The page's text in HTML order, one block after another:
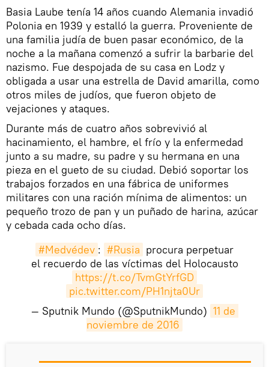
Basia Laube tenía 14 años cuando Alemania invadió
Polonia en 1939 y estalló la guerra. Proveniente de
una familia judía de buen pasar económico, de la
noche a la mañana comenzó a sufrir la barbarie del
nazismo. Fue despojada de su casa en Lodz y
obligada a usar una estrella de David amarilla, como
otros miles de judíos, que fueron objeto de
vejaciones y ataques.
Durante más de cuatro años sobrevivió al
hacinamiento, el hambre, el frío y la enfermedad
junto a su madre, su padre y su hermana en una
pieza en el gueto de su ciudad. Debió soportar los
trabajos forzados en una fábrica de uniformes
militares con una ración mínima de alimentos: un
pequeño trozo de pan y un puñado de harina, azúcar
y cebada cada ocho días.
#Medvédev : #Rusia procura perpetuar
el recuerdo de las víctimas del Holocausto
https://t.co/TvmGtYrfGD
pic.twitter.com/PH1njta0Ur
— Sputnik Mundo (@SputnikMundo) 11 de
noviembre de 2016